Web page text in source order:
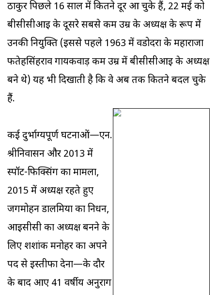
ठाकुर पिछले 16 साल में कितने दूर आ चुके हैं, 22 मई को
बीसीसीआइ के दूसरे सबसे कम उम्र के अध्यक्ष के रूप में
उनकी नियुक्ति (इससे पहले 1963 में वडोदरा के महाराजा
फतेहसिंहराव गायकवाड़ कम उम्र में बीसीसीआइ के अध्यक्ष
बने थे) यह भी दिखाती है कि वे अब तक कितने बदल चुके
हैं.
कई दुर्भाग्यपूर्ण घटनाओं—एन.
श्रीनिवासन और 2013 में
स्पॉट-फिक्सिंग का मामला,
2015 में अध्यक्ष रहते हुए
जगमोहन डालमिया का निधन,
आइसीसी का अध्यक्ष बनने के
लिए शशांक मनोहर का अपने
पद से इस्तीफा देना—के दौर
के बाद आए 41 वर्षीय अनुराग